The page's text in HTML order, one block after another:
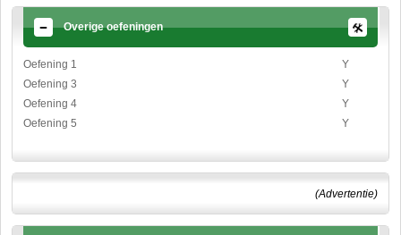
Overige oefeningen
Oefening 1
Y
Oefening 3
Y
Oefening 4
Y
Oefening 5
Y
(Advertentie)